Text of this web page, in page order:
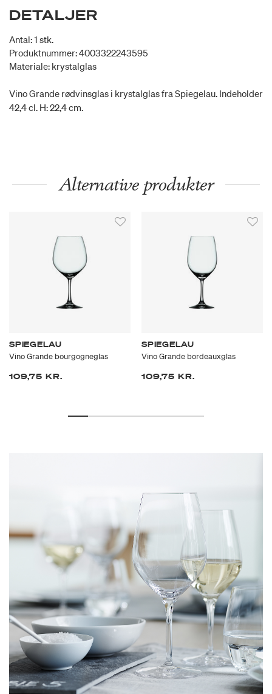
DETALJER
Antal: 1 stk.
Produktnummer: 4003322243595
Materiale: krystalglas
Vino Grande rødvinsglas i krystalglas fra Spiegelau. Indeholder
42,4 cl. H: 22,4 cm.
Alternative produkter
SPIEGELAU
Vino Grande bourgogneglas
109,75 KR.
SPIEGELAU
Vino Grande bordeauxglas
109,75 KR.